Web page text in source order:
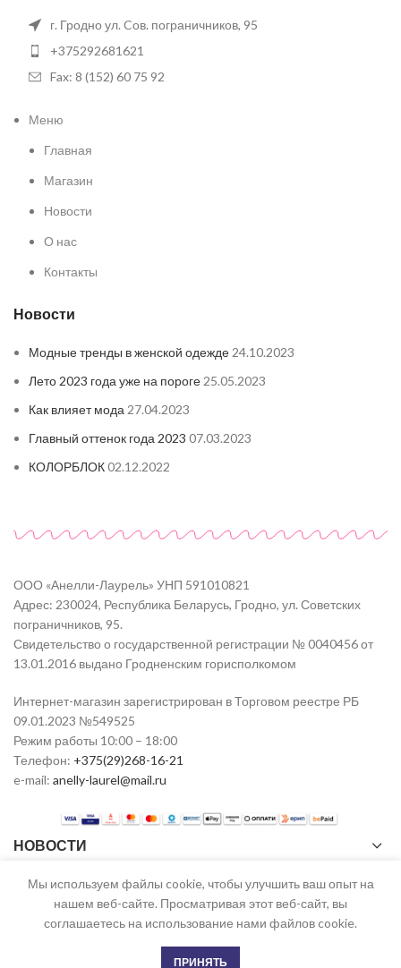
г. Гродно ул. Cов. пограничников, 95
+375292681621
Fax: 8 (152) 60 75 92
Меню
Главная
Магазин
Новости
О нас
Контакты
Новости
Модные тренды в женской одежде 24.10.2023
Лето 2023 года уже на пороге 25.05.2023
Как влияет мода 27.04.2023
Главный оттенок года 2023 07.03.2023
КОЛОРБЛОК02.12.2022
ООО «Анелли-Лаурель» УНП 591010821
Адрес: 230024, Республика Беларусь, Гродно, ул. Советских
пограничников, 95.
Свидетельство о государственной регистрации № 0040456 от
13.01.2016 выдано Гродненским горисполкомом
Интернет-магазин зарегистрирован в Торговом реестре РБ
09.01.2023 №549525
Режим работы 10:00 – 18:00
Телефон: +375(29)268-16-21
e-mail: anelly-laurel@mail.ru
НОВОСТИ
2023 ТР РБ №549525 от 09.01.2023 CREATED BY STAR0081
Мы используем файлы cookie, чтобы улучшить ваш опыт на
нашем веб-сайте. Просматривая этот веб-сайт, вы
соглашаетесь на использование нами файлов cookie.
ПРИНЯТЬ